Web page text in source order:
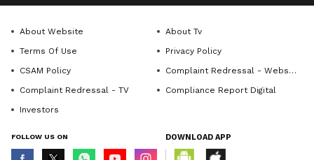
About Website
About Tv
Terms Of Use
Privacy Policy
CSAM Policy
Complaint Redressal - Website
Complaint Redressal - TV
Compliance Report Digital
Investors
FOLLOW US ON DOWNLOAD APP